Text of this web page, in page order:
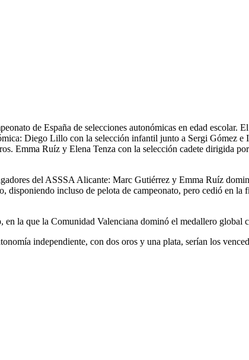
de España de selecciones autonómicas en edad escolar.
Diego Lillo con la selección infantil junto a Sergi Gómez
Emma Ruíz y Elena Tenza con la selección cadete dirigida
del ASSSA Alicante: Marc Gutiérrez y Emma Ruíz
disponiendo incluso de pelota de campeonato, pero cedió en
la que la Comunidad Valenciana dominó el medallero global
independiente, con dos oros y una plata, serían los